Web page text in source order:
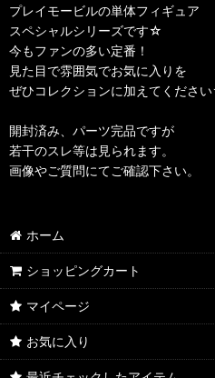
プレイモービルの単体フィギュア
スペシャルシリーズです☆
今もファンの多い定番！
見た目で雰囲気でお気に入りを
ぜひコレクションに加えてくださ
開封済み、パーツ完品ですが
若干のスレ等は見られます。
画像やご質問にてご確認下さい。
ホーム
ショッピングカート
マイページ
お気に入り